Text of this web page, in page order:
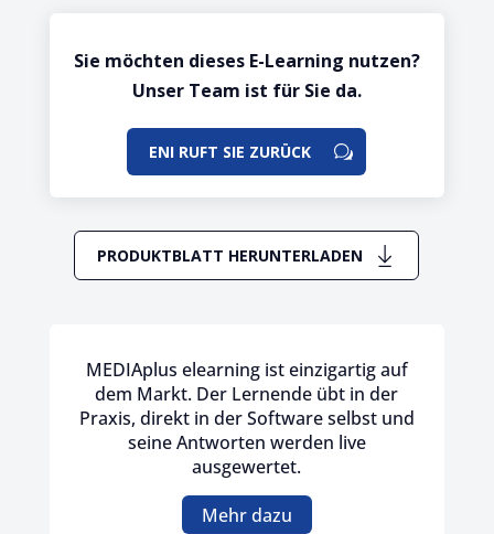
Sie möchten dieses E-Learning nutzen?
Unser Team ist für Sie da.
ENI RUFT SIE ZURÜCK
PRODUKTBLATT HERUNTERLADEN
MEDIAplus elearning ist einzigartig auf
dem Markt. Der Lernende übt in der
Praxis, direkt in der Software selbst und
seine Antworten werden live
ausgewertet.
Mehr dazu